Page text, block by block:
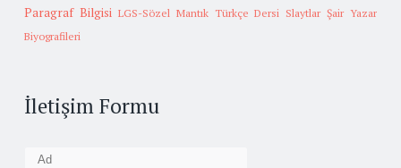
Paragraf Bilgisi LGS-Sözel Mantık Türkçe Dersi Slaytlar Şair Yazar
Biyografileri
İletişim Formu